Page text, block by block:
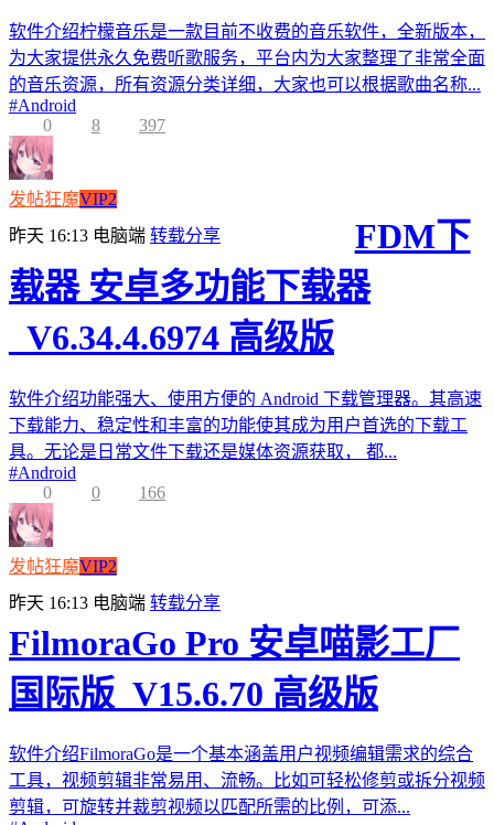
软件介绍柠檬音乐是一款目前不收费的音乐软件，全新版本，
为大家提供永久免费听歌服务，平台内为大家整理了非常全面
的音乐资源，所有资源分类详细，大家也可以根据歌曲名称...
#Android
0
8 397
发帖狂魔VIP2
昨天 16:13 电脑端 转载分享
FDM下
载器 安卓多功能下载器
_V6.34.4.6974 高级版
软件介绍功能强大、使用方便的 Android 下载管理器。其高速
下载能力、稳定性和丰富的功能使其成为用户首选的下载工
具。无论是日常文件下载还是媒体资源获取， 都...
#Android
0
0 166
发帖狂魔VIP2
昨天 16:13 电脑端 转载分享
FilmoraGo Pro 安卓喵影工厂
国际版_V15.6.70 高级版
软件介绍FilmoraGo是一个基本涵盖用户视频编辑需求的综合
工具，视频剪辑非常易用、流畅。比如可轻松修剪或拆分视频
剪辑，可旋转并裁剪视频以匹配所需的比例，可添...